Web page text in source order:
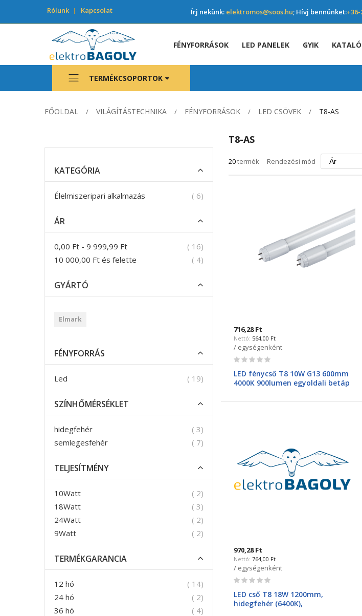
Rólunk Kapcsolat Írj nekünk: elektromos@soos.hu; Hívj bennünket:
FÉNYFORRÁSOK LED PANELEK GYIK
TERMÉKCSOPORTOK
FŐOLDAL VILÁGÍTÁSTECHNIKA FÉNYFORRÁSOK LED CSÖVEK T8-AS
T8-AS
20termék Rendezési mód
716,28 Ft
564,00 Ft
/ egységenként
Rating:
LED fénycső T8 10W G13 600mm
4000K 900lumen egyoldali betáp
970,28 Ft
764,00 Ft
/ egységenként
Rating:
LED cső T8 18W 1200mm,
hidegfehér (6400K),
KATEGÓRIA
Élelmiszeripari alkalmazás 6termék
ÁR
0,00 Ft - 9 999,99 Ft 16termék
10 000,00 Ft és felette 4termék
GYÁRTÓ
Elmark
FÉNYFORRÁS
Led 19termék
SZÍNHŐMÉRSÉKLET
hidegfehér 3termék
semlegesfehér
7termék
TELJESÍTMÉNY
10Watt 2termék
18Watt
3termék
24Watt
2termék
9Watt
2termék
TERMÉKGARANCIA
12 hó 14termék
24 hó
2termék
36 hó
4termék